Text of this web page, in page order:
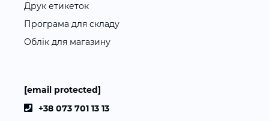
Друк етикеток
Програма для складу
Облік для магазину
[email protected]
+38 073 701 13 13